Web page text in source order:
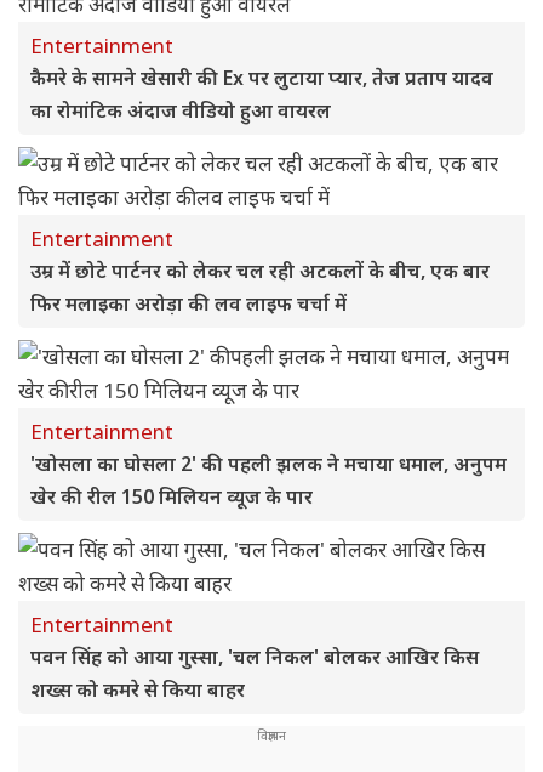
Entertainment
कैमरे के सामने खेसारी की Ex पर लुटाया प्यार, तेज प्रताप यादव
का रोमांटिक अंदाज वीडियो हुआ वायरल
Entertainment
उम्र में छोटे पार्टनर को लेकर चल रही अटकलों के बीच, एक बार
फिर मलाइका अरोड़ा की लव लाइफ चर्चा में
Entertainment
'खोसला का घोसला 2' की पहली झलक ने मचाया धमाल, अनुपम
खेर की रील 150 मिलियन व्यूज के पार
Entertainment
पवन सिंह को आया गुस्सा, 'चल निकल' बोलकर आखिर किस
शख्स को कमरे से किया बाहर